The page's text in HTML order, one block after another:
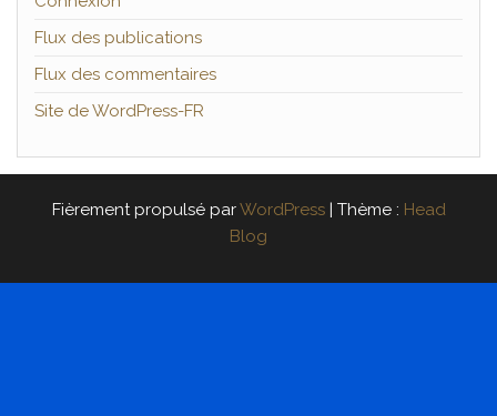
Flux des publications
Flux des commentaires
Site de WordPress-FR
Fièrement propulsé parWordPress | Thème : Head
Blog